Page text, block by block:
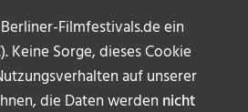
Filmfestivals.de ein
Keine Sorge, dieses Cookie
auf unserer
die Daten werden nicht